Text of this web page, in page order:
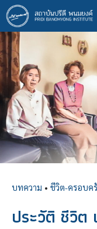
ข้าม
ไป
ยัง
เนื้อหา
หลัก
บทความ • ชีวิต-ครอบค
ประวัติ ชีวิต